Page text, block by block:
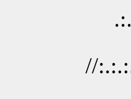
//